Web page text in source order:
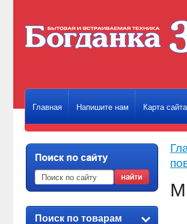
Главная Напишите нам Карта сайта
Поиск по товарам